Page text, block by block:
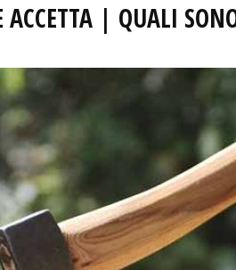
ACCETTA | QUALI